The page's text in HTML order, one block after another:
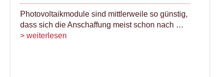
Photovoltaikmodule sind mittlerweile so günstig,
dass sich die Anschaffung meist schon nach …
> weiterlesen